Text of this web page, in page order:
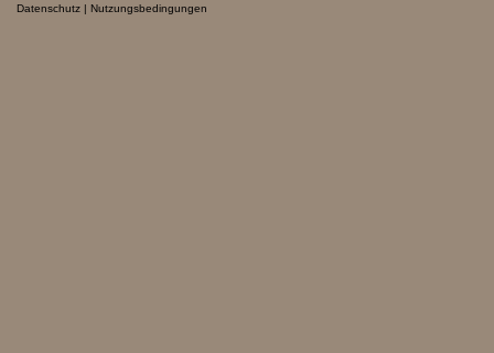
Datenschutz | Nutzungsbedingungen